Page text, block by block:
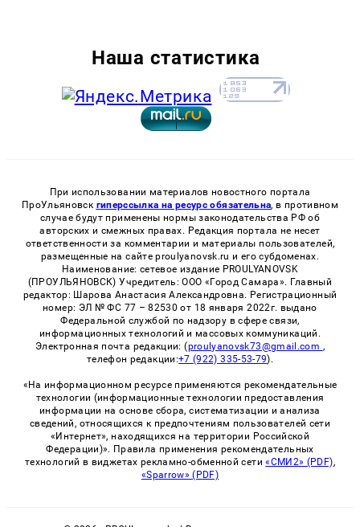
Наша статистика
При использовании материалов новостного портала
ПроУльяновск гиперссылка на ресурс обязательна, в противном
случае будут применены нормы законодательства РФ об
авторских и смежных правах. Редакция портала не несет
ответственности за комментарии и материалы пользователей,
размещенные на сайте proulyanovsk.ru и его субдоменах.
Наименование: сетевое издание PROULYANOVSK
(ПРОУЛЬЯНОВСК) Учредитель: ООО «Город Самара». Главный
редактор: Шарова Анастасия Александровна. Регистрационный
номер: ЭЛ № ФС 77 – 82530 от 18 января 2022г. выдано
Федеральной службой по надзору в сфере связи,
информационных технологий и массовых коммуникаций.
Электронная почта редакции: (proulyanovsk73@gmail.com ,
телефон редакции:+7 (922) 335-53-79).
«На информационном ресурсе применяются рекомендательные
технологии (информационные технологии предоставления
информации на основе сбора, систематизации и анализа
сведений, относящихся к предпочтениям пользователей сети
«Интернет», находящихся на территории Российской
Федерации)». Правила применения рекомендательных
технологий в виджетах рекламно-обменной сети«СМИ2» (PDF),
«Sparrow» (PDF)